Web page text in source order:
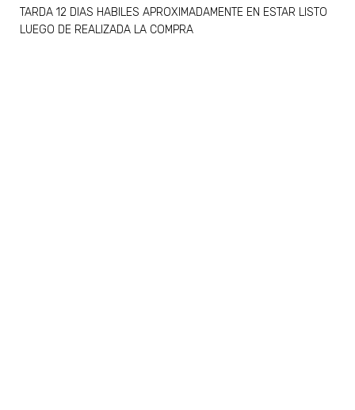
TARDA 12 DIAS HABILES APROXIMADAMENTE EN ESTAR LISTO
LUEGO DE REALIZADA LA COMPRA